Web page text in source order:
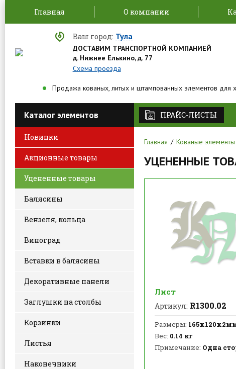
Главная О компании
Ваш город: Тула
ДОСТАВИМ ТРАНСПОРТНОЙ КОМПАНИЕЙ
д. Нижнее Елькино, д. 77
Схема проезда
Продажа кованых, литых и штампованных элементов для
Каталог элементов
Новинки
Акционные товары
Уцененные товары
Балясины
Вензеля, кольца
Виноград
Вставки в балясины
Декоративные панели
Заглушки на столбы
Корзинки
Листья
Наконечники
ПРАЙС-ЛИСТЫ
Главная Кованые элементы
УЦЕНЕННЫЕ
Лист
Артикул: R1300.02
Размеры:
Вес: 0.14 кг
Примечание: Одна